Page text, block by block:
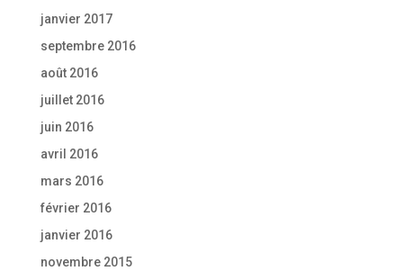
janvier 2017
septembre 2016
août 2016
juillet 2016
juin 2016
avril 2016
mars 2016
février 2016
janvier 2016
novembre 2015